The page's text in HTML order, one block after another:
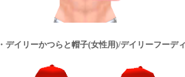
・デイリーかつらと帽子(女性用)/デイリーフーデ